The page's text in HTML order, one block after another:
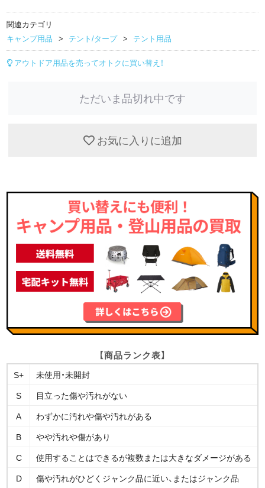
関連カテゴリ
キャンプ用品
テント/タープ テント用品
アウトドア用品を売ってオトクに買い替え！
ただいま品切れ中です
お気に入りに追加
【商品ランク表】
S+
未使用・未開封
S
目立った傷や汚れがない
A
わずかに汚れや傷や汚れがある
B
やや汚れや傷があり
C
使用することはできるが複数または大きなダメージがある
D
傷や汚れがひどくジャンク品に近い、またはジャンク品